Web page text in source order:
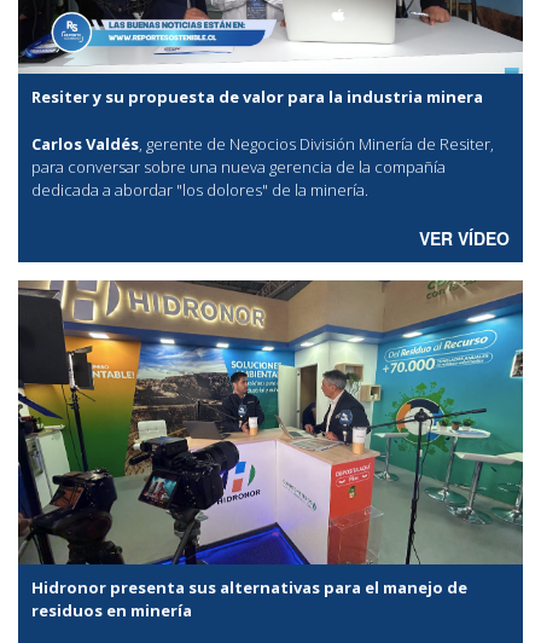
Resiter y su propuesta de valor para la industria minera
Carlos Valdés, gerente de Negocios División Minería de Resiter,
para conversar sobre una nueva gerencia de la compañía
dedicada a abordar "los dolores" de la minería.
VER VÍDEO
Hidronor presenta sus alternativas para el manejo de
residuos en minería